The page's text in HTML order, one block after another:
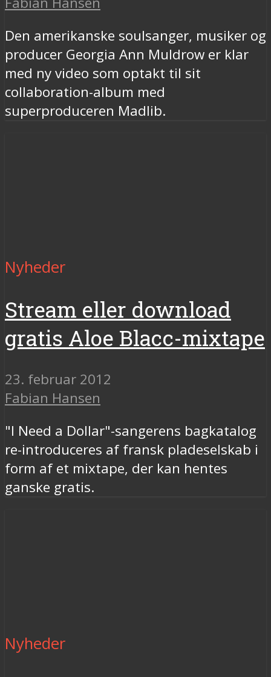
Den amerikanske soulsanger, musiker og
producer Georgia Ann Muldrow er klar
med ny video som optakt til sit
collaboration-album med
superproduceren Madlib.
Nyheder
Stream eller download
gratis Aloe Blacc-mixtape
23. februar 2012
Fabian Hansen
"I Need a Dollar"-sangerens bagkatalog
re-introduceres af fransk pladeselskab i
form af et mixtape, der kan hentes
ganske gratis.
Nyheder